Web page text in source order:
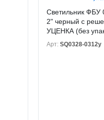
Светильник ФБУ
2" черный с
УЦЕНКА (без
Арт: SQ0328-0312у